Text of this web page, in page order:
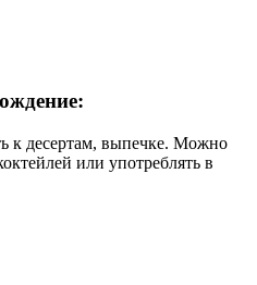
к десертам, выпечке. Можно
или употреблять в